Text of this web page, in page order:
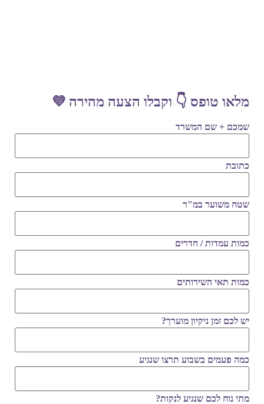
מלאו טופס 👇 וקבלו הצעה מהירה 💜
שמכם + שם המשרד
כתובת
שטח משוער במ"ר
כמות עמדות / חדרים
כמות תאי השירותים
יש לכם זמן ניקיון מוערך?
כמה פעמים בשבוע תרצו שנגיע
מתי נוח לכם שנגיע לנקות?